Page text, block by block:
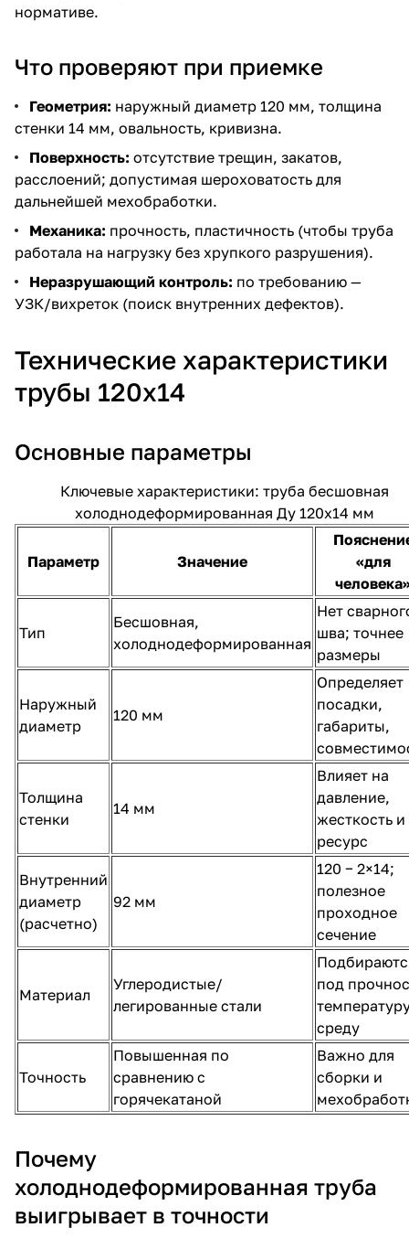
нормативе.
Что проверяют при приемке
Геометрия: наружный диаметр 120 мм, толщина
стенки 14 мм, овальность, кривизна.
Поверхность: отсутствие трещин, закатов,
расслоений; допустимая шероховатость для
дальнейшей мехобработки.
Механика: прочность, пластичность (чтобы труба
работала на нагрузку без хрупкого разрушения).
Неразрушающий контроль: по требованию —
УЗК/вихреток (поиск внутренних дефектов).
Технические характеристики
трубы 120х14
Основные параметры
Ключевые характеристики: труба бесшовная
холоднодеформированная Ду 120х14 мм
Параметр Значение
«для
Тип
Бесшовная,
холоднодеформированная
Нет
шва; точнее
размеры
Наружный
диаметр
120 мм
Определяет
посадки,
габариты,
Толщина
стенки
14 мм
Влияет на
давление,
жесткость и
ресурс
Внутренний
диаметр
(расчетно)
92 мм
120 − 2×14;
полезное
проходное
сечение
Материал
Углеродистые/
легированные стали
под
среду
Точность
Повышенная по
сравнению с
горячекатаной
Важно для
сборки и
Почему
холоднодеформированная труба
выигрывает в точности